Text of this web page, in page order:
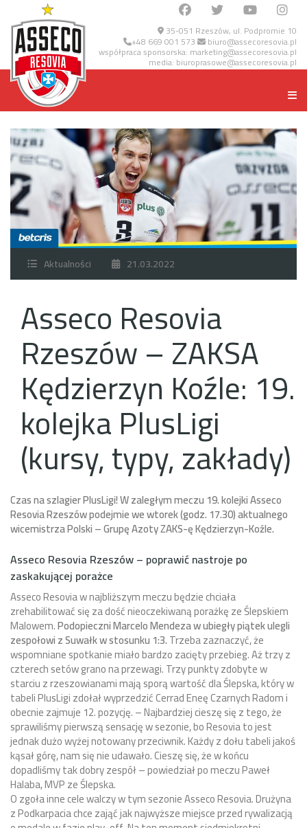
35-051 Rzeszów, ul. Podpromie 10
+48 669 001 573 biuro@assecoresovia.pl
współpraca sponsorska: marketing@assecoresovia.pl
media: biuroprasowe@assecoresovia.pl
Aktualności 21.03.2022
Asseco Resovia
Rzeszów – ZAKSA
Kędzierzyn Koźle: 19.
kolejka PlusLigi
(kursy, typy, zakłady)
Czas na szlagier PlusLigi! W zaległym meczu 19. kolejki Asseco
Resovia Rzeszów podejmie we wtorek (godz. 17.30) aktualnego
wicemistrza Polski – Grupę Azoty ZAKS-ę Kędzierzyn-Koźle.
Asseco Resovia Rzeszów – poprawić nastroje po
zaskakującej porażce
Asseco Resovia w najbliższym meczu będzie chciała
zrehabilitować się za dość nieoczekiwaną porażkę ze Ślepskiem
Malowem.Podopieczni Marcelo Mendeza w ubiegły piątek ulegli
zespołowi z Suwałk w stosunku 1:3.Trzeba zaznaczyć, że
wspomniane spotkanie miało bardzo zacięty przebieg. Aż trzy z
czterech setów grano na przewagi. Trzy punkty zdobyte w
starciu z rzeszowianami mają sporą wartość dla Ślepska, który w
tabeli PlusLigi zdołał wyprzedzić Cerrad Eneę Czarnych Radom i
obecnie zajmuje 12. pozycję. – Najbardziej cieszę się z tego, że
sprawiliśmy pierwszą sensację w sezonie, bo Resovia to jest
jednak dużo wyżej notowany przeciwnik. Każdy z dołu tabeli jakoś
kąsał górę, nam się nie udawało. Cieszę się, że w końcu
dopadliśmy tak dobry zespół – powiedział po meczu Paweł
Halaba, MVP ze Ślepska.
O zgoła inne cele walczy w tym sezonie Asseco Resovia. Drużyna
z Podkarpacia chce zająć jak najwyższe miejsce przed rywalizacją